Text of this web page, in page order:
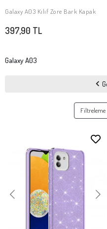
SEPETE EKLE
Galaxy A03 Kılıf Zore Bark Kapak
397,90 TL
Galaxy A03
Filtreleme